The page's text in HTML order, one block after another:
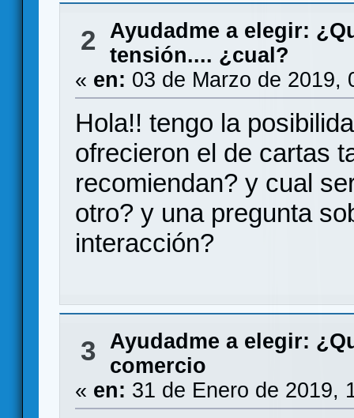
2
Ayudadme a elegir:
tensión.... ¿cual?
« en: 03 de Marzo de 2019,
Hola!! tengo la
ofrecieron el de cartas
recomiendan? y cual
otro? y una pregunta
interacción?
3 Ayudadme a elegir:
comercio
« en: 31 de Enero de 2019,